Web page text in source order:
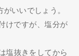
いいでしょう。
けですが、塩分が
塩抜きをしてから